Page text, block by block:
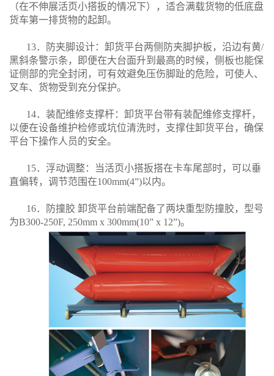
（在不伸展活页小搭扳的情况下），适合满载货物的低底盘
货车第一排货物的起卸。
13．防夹脚设计：卸货平台两侧防夹脚护板，沿边有黄/
黑斜条警示条，即便在大台面升到最高的时候，侧板也能保
证侧部的完全封闭，可有效避免压伤脚趾的危险，可使人、
叉车、货物受到充分保护。
14．装配维修支撑杆：卸货平台带有装配维修支撑杆，
以便在设备维护检修或坑位清洗时，支撑住卸货平台，确保
平台下操作人员的安全。
15．浮动调整：当活页小搭扳搭在卡车尾部时，可以垂
直偏转，调节范围在100mm(4”)以内。
16．防撞胶 卸货平台前端配备了两块重型防撞胶，型号
为B300-250F, 250mm x 300mm(10” x 12”)。